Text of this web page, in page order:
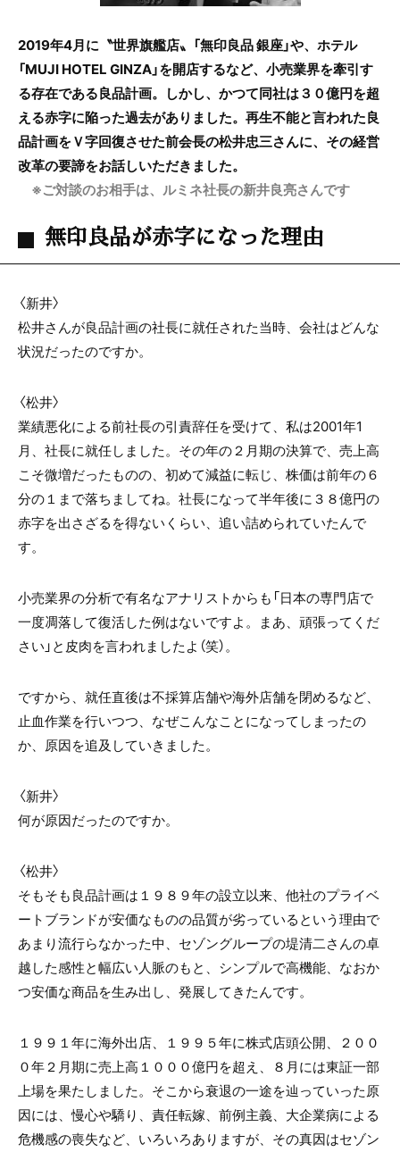
2019年4月に〝世界旗艦店〟「無印良品 銀座」や、ホテル
「MUJI HOTEL GINZA」を開店するなど、小売業界を牽引す
る存在である良品計画。しかし、かつて同社は３０億円を超
える赤字に陥った過去がありました。再生不能と言われた良
品計画をＶ字回復させた前会長の松井忠三さんに、その経営
改革の要諦をお話しいただきました。
※ご対談のお相手は、ルミネ社長の新井良亮さんです
無印良品が赤字になった理由
〈新井〉
松井さんが良品計画の社長に就任された当時、会社はどんな
状況だったのですか。
〈松井〉
業績悪化による前社長の引責辞任を受けて、私は2001年1
月、社長に就任しました。その年の２月期の決算で、売上高
こそ微増だったものの、初めて減益に転じ、株価は前年の６
分の１まで落ちましてね。社長になって半年後に３８億円の
赤字を出さざるを得ないくらい、追い詰められていたんで
す。
小売業界の分析で有名なアナリストからも「日本の専門店で
一度凋落して復活した例はないですよ。まあ、頑張ってくだ
さい」と皮肉を言われましたよ（笑）。
ですから、就任直後は不採算店舗や海外店舗を閉めるなど、
止血作業を行いつつ、なぜこんなことになってしまったの
か、原因を追及していきました。
〈新井〉
何が原因だったのですか。
〈松井〉
そもそも良品計画は１９８９年の設立以来、他社のプライベ
ートブランドが安価なものの品質が劣っているという理由で
あまり流行らなかった中、セゾングループの堤清二さんの卓
越した感性と幅広い人脈のもと、シンプルで高機能、なおか
つ安価な商品を生み出し、発展してきたんです。
１９９１年に海外出店、１９９５年に株式店頭公開、２００
０年２月期に売上高１０００億円を超え、８月には東証一部
上場を果たしました。そこから衰退の一途を辿っていった原
因には、慢心や驕り、責任転嫁、前例主義、大企業病による
危機感の喪失など、いろいろありますが、その真因はセゾン